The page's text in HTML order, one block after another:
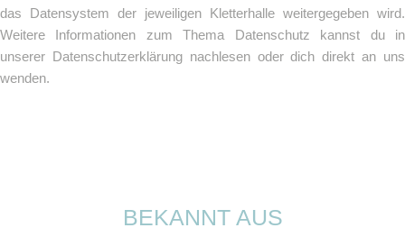
das Datensystem der jeweiligen Kletterhalle weitergegeben wird.
Weitere Informationen zum Thema Datenschutz kannst du in
unserer Datenschutzerklärung nachlesen oder dich direkt an uns
wenden.
BEKANNT AUS